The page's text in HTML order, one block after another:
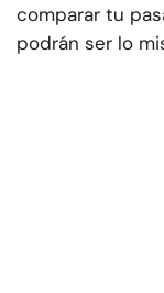
comparar tu
podrán ser lo